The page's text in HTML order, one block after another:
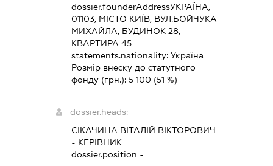
dossier.founderAddressУКРАЇНА,
01103, МІСТО КИЇВ, ВУЛ.БОЙЧУКА
МИХАЙЛА, БУДИНОК 28,
КВАРТИРА 45
statements.nationality: Україна
Розмір внеску до статутного
фонду (грн.): 5 100 (51 %)
dossier.heads:
СІКАЧИНА ВІТАЛІЙ ВІКТОРОВИЧ
- КЕРІВНИК
dossier.position -